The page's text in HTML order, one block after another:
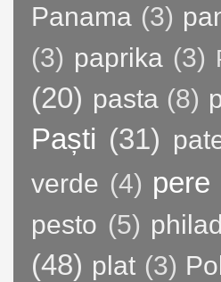
Panama (3)
(3) paprika (3)
(20) pasta (8)
Paști (31)
verde (4) pere
pesto (5)
(48) plat (3)